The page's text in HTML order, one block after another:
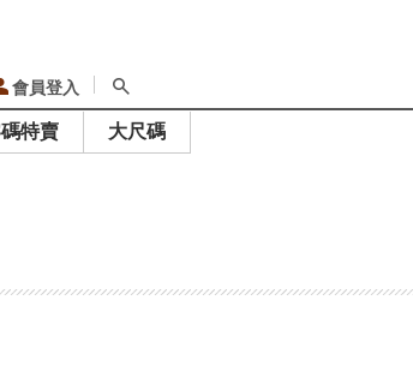
會員登入
特賣
大尺碼